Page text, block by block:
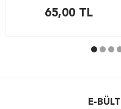
65,00TL
E-